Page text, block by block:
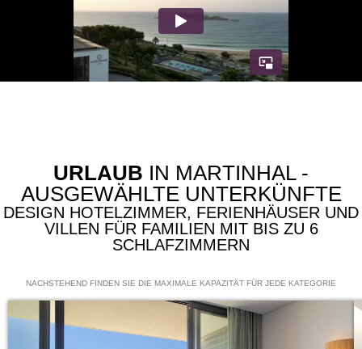
URLAUB IN MARTINHAL -
AUSGEWÄHLTE UNTERKÜNFTE
DESIGN HOTELZIMMER, FERIENHÄUSER UND
VILLEN FÜR FAMILIEN MIT BIS ZU 6
SCHLAFZIMMERN
NACHSTEHEND FINDEN SIE DIE MAXIMALE KAPAZITÄT FÜR JEDE KATEGORIE